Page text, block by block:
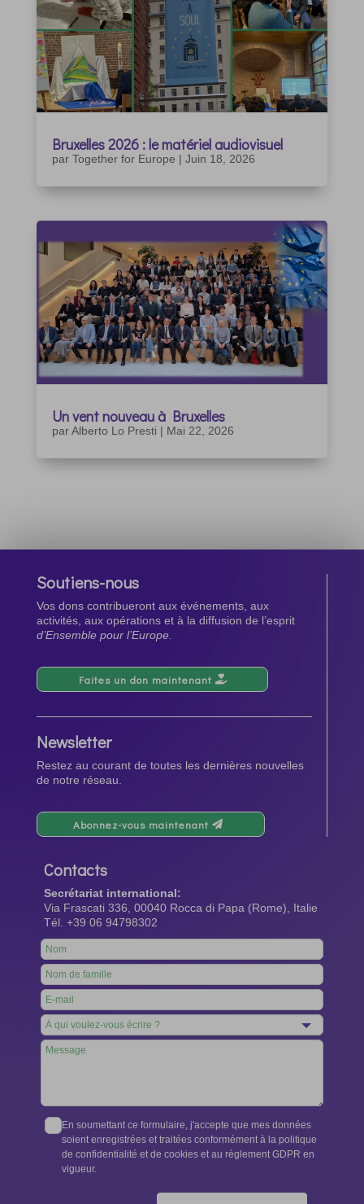
Bruxelles 2026 : le matériel audiovisuel
par Together for Europe | Juin 18, 2026
Un vent nouveau à Bruxelles
parAlberto Lo Presti | Mai 22, 2026
Soutiens-nous
Vos dons contribueront aux événements, aux
activités, aux opérations et à la diffusion de l’esprit
d’Ensemble pour l’Europe.
Faites un don maintenant
Newsletter
Restez au courant de toutes les dernières nouvelles
de notre réseau.
Abonnez-vous maintenant
Contacts
Secrétariat international:
Via Frascati 336, 00040 Rocca di Papa (Rome), Italie
Tél. +39 06 94798302
Leave
this
field
blank
En soumettant ce formulaire, j'accepte que mes données
soient enregistrées et traitées conformément à la politique
de confidentialité et de cookies et au règlement GDPR en
vigueur.